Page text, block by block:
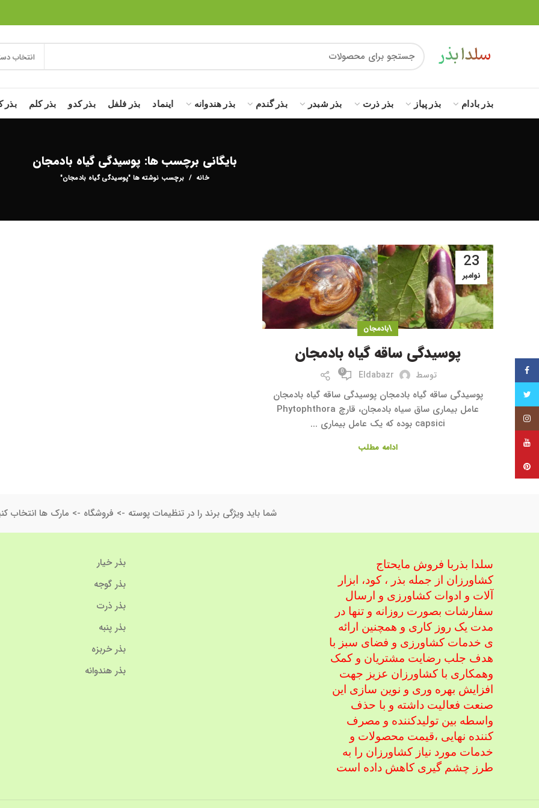
انتخاب
بذر بادام بذر پیاز بذر ذرت بذر شبدر بذر گندم بذر هندوانه اینماد بذر فلفل بذر کدو بذر کلم بذر
بایگانی برچسب ها: پوسیدگی گیاه بادمجان
خانه برچسب نوشته ها "پوسیدگی گیاه بادمجان"
23
نوامبر
\بادمجان
پوسیدگی ساقه گیاه بادمجان
توسط Eldabazr
0
پوسیدگی ساقه گیاه بادمجان پوسیدگی ساقه گیاه بادمجان
عامل بیماری ساق سیاه بادمجان، قارچ Phytophthora
capsici بوده که یک عامل بیماری ...
ادامه مطلب
شما باید ویژگی برند را در تنظیمات پوسته -> فروشگاه -> مارک ها انتخاب
سلدا بذربا فروش مایحتاج
کشاورزان از جمله بذر ، کود، ابزار
آلات و ادوات کشاورزی و ارسال
سفارشات بصورت روزانه و تنها در
مدت یک روز کاری و همچنین ارائه
ی خدمات کشاورزی و فضای سبز با
هدف جلب رضایت مشتریان و کمک
وهمکاری با کشاورزان عزیز جهت
افزایش بهره وری و نوین سازی این
صنعت فعالیت داشته و با حذف
واسطه بین تولیدکننده و مصرف
کننده نهایی ،قیمت محصولات و
خدمات مورد نیاز کشاورزان را به
طرز چشم گیری کاهش داده است
بذر خیار
بذر گوجه
بذر ذرت
بذر پنبه
بذر خربزه
بذر هندوانه